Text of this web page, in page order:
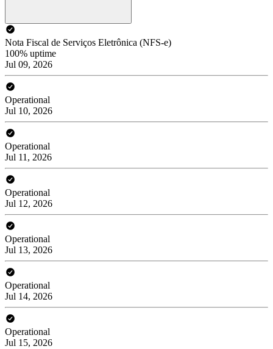
Nota Fiscal de Serviços Eletrônica (NFS-e)
100% uptime
Jul 09, 2026
Operational
Jul 10, 2026
Operational
Jul 11, 2026
Operational
Jul 12, 2026
Operational
Jul 13, 2026
Operational
Jul 14, 2026
Operational
Jul 15, 2026